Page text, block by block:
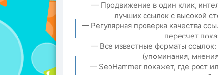
— Продвижение в один клик,
лучших ссылок с высокой
— Регулярная проверка качества
пересчет
— Все известные форматы
(упоминания,
— SeoHammer покажет, где рост